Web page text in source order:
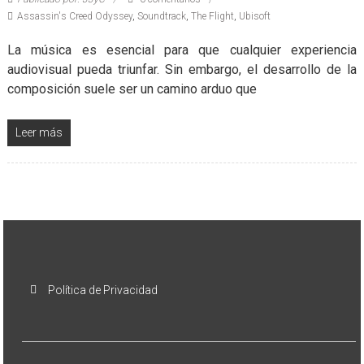
Assassin's Creed Odyssey, Soundtrack, The Flight, Ubisoft
La música es esencial para que cualquier experiencia
audiovisual pueda triunfar. Sin embargo, el desarrollo de la
composición suele ser un camino arduo que
Leer más
Política de Privacidad